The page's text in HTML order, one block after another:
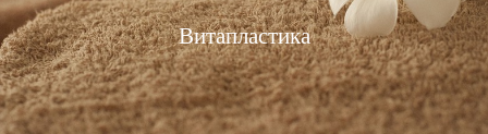
Витапластика